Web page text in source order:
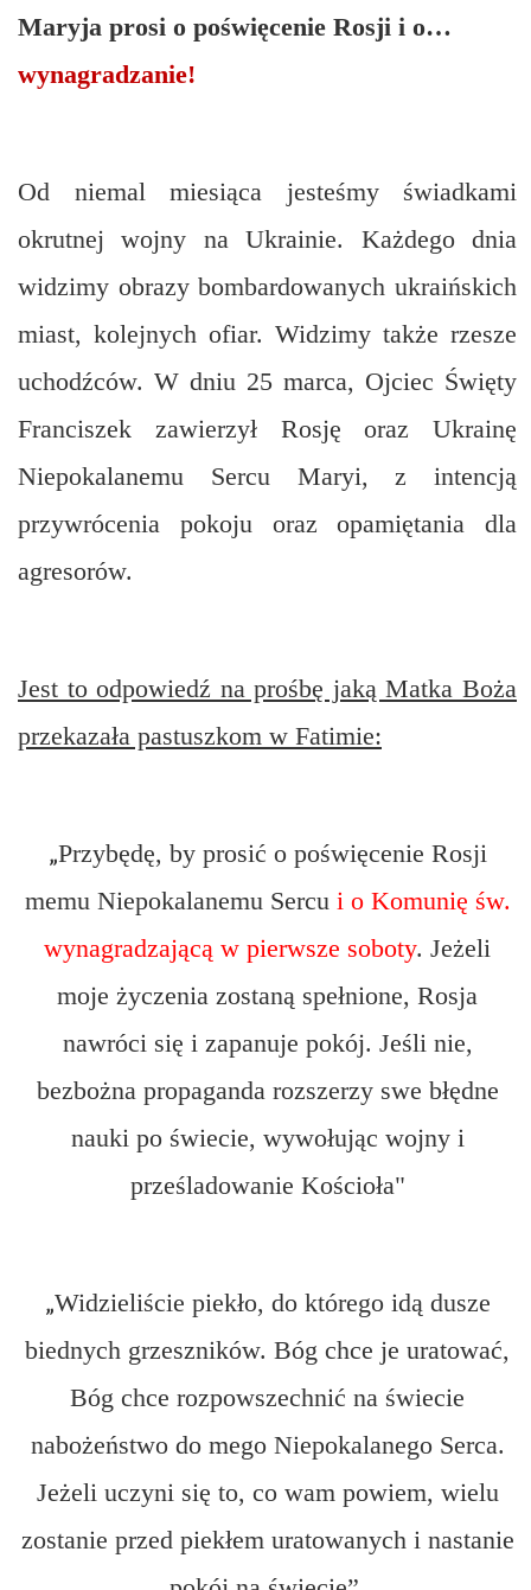
Maryja prosi o poświęcenie Rosji i o…
wynagradzanie!
Od niemal miesiąca jesteśmy świadkami
okrutnej wojny na Ukrainie. Każdego dnia
widzimy obrazy bombardowanych ukraińskich
miast, kolejnych ofiar. Widzimy także rzesze
uchodźców. W dniu 25 marca, Ojciec Święty
Franciszek zawierzył Rosję oraz Ukrainę
Niepokalanemu Sercu Maryi, z intencją
przywrócenia pokoju oraz opamiętania dla
agresorów.
Jest to odpowiedź na prośbę jaką Matka Boża
przekazała pastuszkom w Fatimie:
„Przybędę, by prosić o poświęcenie Rosji
memu Niepokalanemu Sercu i o Komunię św.
wynagradzającą w pierwsze soboty. Jeżeli
moje życzenia zostaną spełnione, Rosja
nawróci się i zapanuje pokój. Jeśli nie,
bezbożna propaganda rozszerzy swe błędne
nauki po świecie, wywołując wojny i
prześladowanie Kościoła"
„Widzieliście piekło, do którego idą dusze
biednych grzeszników. Bóg chce je uratować,
Bóg chce rozpowszechnić na świecie
nabożeństwo do mego Niepokalanego Serca.
Jeżeli uczyni się to, co wam powiem, wielu
zostanie przed piekłem uratowanych i nastanie